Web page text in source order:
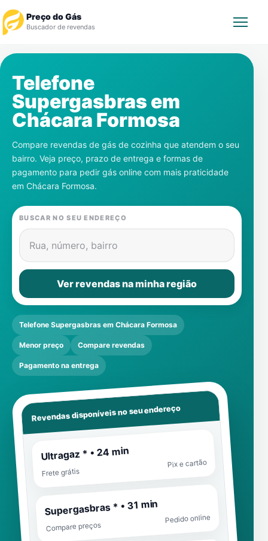
Preço do Gás
Buscador de revendas
Revendedor
Notícias
Cadastre-se
Gás
Contatos
Telefone
Supergasbras em
Chácara Formosa
Compare revendas de gás de cozinha que atendem o seu
bairro. Veja preço, prazo de entrega e formas de
pagamento para pedir gás online com mais praticidade
em Chácara Formosa.
BUSCAR NO SEU ENDEREÇO
Rua, número, bairro
Ver revendas na minha região
Telefone Supergasbras em Chácara Formosa
Menor preço Compare revendas
Pagamento na entrega
Revendas disponíveis no seu endereço
Ultragaz * • 24 min
Frete grátis
Pix e cartão
Supergasbras * • 31 min
Compare preços
Pedido online